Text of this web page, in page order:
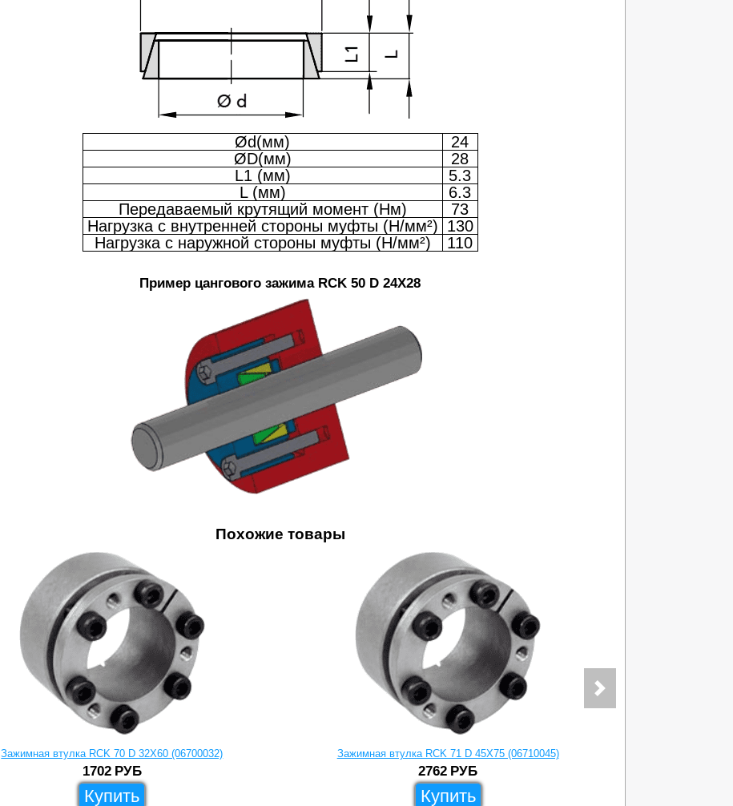
Ød(мм)
24
ØD(мм)
28
L1 (мм)
5.3
L (мм)
6.3
Передаваемый крутящий момент (Нм)
73
Нагрузка с внутренней стороны муфты (Н/мм²) 130
Нагрузка с наружной стороны муфты (Н/мм²)
110
Пример цангового зажима RCK 50 D 24X28
Похожие товары
Зажимная втулка RCK 70 D 32X60 (06700032)
1702 РУБ
Купить
Зажимная втулка RCK 71 D 45X75 (06710045)
2762 РУБ
Купить